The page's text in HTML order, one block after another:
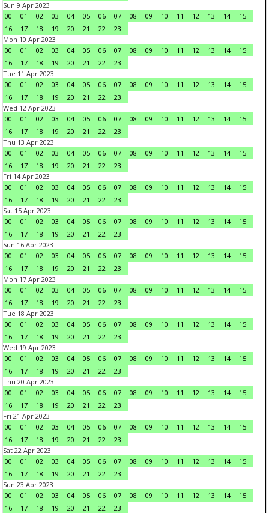
Sun 9 Apr 2023
00
01 02 03 04 05 06 07 08 09 10 11 12 13 14
15
16
17 18 19 20 21 22
23
Mon 10 Apr 2023
00
01 02 03 04 05 06 07 08 09 10 11 12 13 14
15
16
17 18 19 20 21 22
23
Tue 11 Apr 2023
00
01 02 03 04 05 06 07 08 09 10 11 12 13 14
15
16
17 18 19 20 21 22
23
Wed 12 Apr 2023
00
01 02 03 04 05 06 07 08 09 10 11 12 13 14
15
16
17 18 19 20 21 22
23
Thu 13 Apr 2023
00
01 02 03 04 05 06 07 08 09 10 11 12 13 14
15
16
17 18 19 20 21 22
23
Fri 14 Apr 2023
00
01 02 03 04 05 06 07 08 09 10 11 12 13 14
15
16
17 18 19 20 21 22
23
Sat 15 Apr 2023
00
01 02 03 04 05 06 07 08 09 10 11 12 13 14
15
16
17 18 19 20 21 22
23
Sun 16 Apr 2023
00
01 02 03 04 05 06 07 08 09 10 11 12 13 14
15
16
17 18 19 20 21 22
23
Mon 17 Apr 2023
00
01 02 03 04 05 06 07 08 09 10 11 12 13 14
15
16
17 18 19 20 21 22
23
Tue 18 Apr 2023
00
01 02 03 04 05 06 07 08 09 10 11 12 13 14
15
16
17 18 19 20 21 22
23
Wed 19 Apr 2023
00
01 02 03 04 05 06 07 08 09 10 11 12 13 14
15
16
17 18 19 20 21 22
23
Thu 20 Apr 2023
00
01 02 03 04 05 06 07 08 09 10 11 12 13 14
15
16
17 18 19 20 21 22
23
Fri 21 Apr 2023
00
01 02 03 04 05 06 07 08 09 10 11 12 13 14
15
16
17 18 19 20 21 22
23
Sat 22 Apr 2023
00
01 02 03 04 05 06 07 08 09 10 11 12 13 14
15
16
17 18 19 20 21 22
23
Sun 23 Apr 2023
00
01 02 03 04 05 06 07 08 09 10 11 12 13 14
15
16
17 18 19 20 21 22
23